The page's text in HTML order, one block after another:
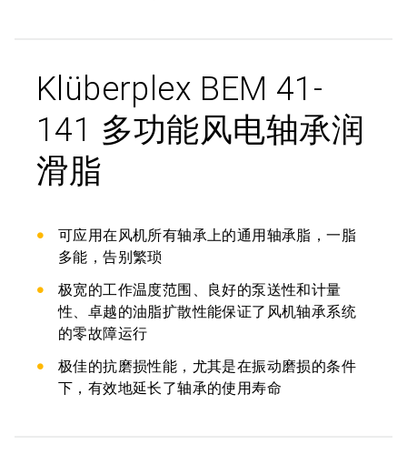
Klüberplex BEM 41-
141 多功能风电轴承润
滑脂
可应用在风机所有轴承上的通用轴承脂，一脂
多能，告别繁琐
极宽的工作温度范围、良好的泵送性和计量
性、卓越的油脂扩散性能保证了风机轴承系统
的零故障运行
极佳的抗磨损性能，尤其是在振动磨损的条件
下，有效地延长了轴承的使用寿命